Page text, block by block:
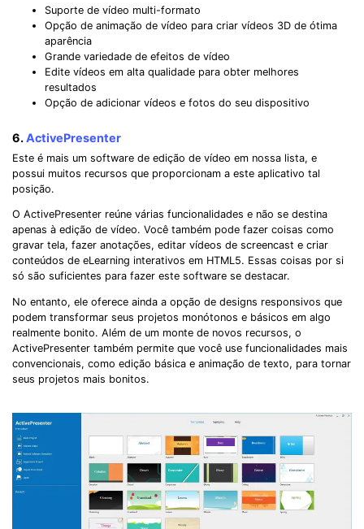
Suporte de vídeo multi-formato
Opção de animação de vídeo para criar vídeos 3D de ótima
aparência
Grande variedade de efeitos de vídeo
Edite vídeos em alta qualidade para obter melhores
resultados
Opção de adicionar vídeos e fotos do seu dispositivo
6.ActivePresenter
Este é mais um software de edição de vídeo em nossa lista, e
possui muitos recursos que proporcionam a este aplicativo tal
posição.
O ActivePresenter reúne várias funcionalidades e não se destina
apenas à edição de vídeo. Você também pode fazer coisas como
gravar tela, fazer anotações, editar vídeos de screencast e criar
conteúdos de eLearning interativos em HTML5. Essas coisas por si
só são suficientes para fazer este software se destacar.
No entanto, ele oferece ainda a opção de designs responsivos que
podem transformar seus projetos monótonos e básicos em algo
realmente bonito. Além de um monte de novos recursos, o
ActivePresenter também permite que você use funcionalidades mais
convencionais, como edição básica e animação de texto, para tornar
seus projetos mais bonitos.